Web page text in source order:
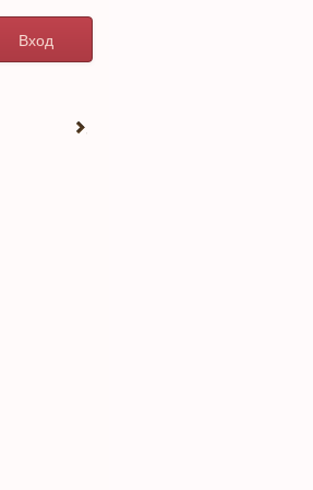
Вход